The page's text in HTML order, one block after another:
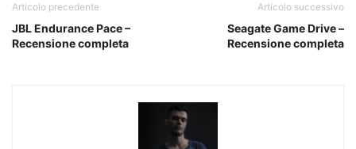
Articolo precedente
JBL Endurance Pace –
Recensione completa
Articolo successivo
Seagate Game Drive –
Recensione completa